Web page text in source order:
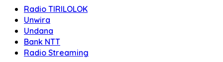
Radio TIRILOLOK
Unwira
Undana
Bank NTT
Radio Streaming